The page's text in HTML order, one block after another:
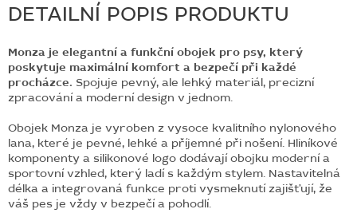
DETAILNÍ POPIS PRODUKTU
Monza je elegantní a funkční obojek pro psy, který
poskytuje maximální komfort a bezpečí při každé
procházce. Spojuje pevný, ale lehký materiál, precizní
zpracování a moderní design v jednom.
Obojek Monza je vyroben z vysoce kvalitního nylonového
lana, které je pevné, lehké a příjemné při nošení. Hliníkové
komponenty a silikonové logo dodávají obojku moderní a
sportovní vzhled, který ladí s každým stylem. Nastavitelná
délka a integrovaná funkce proti vysmeknutí zajišťují, že
váš pes je vždy v bezpečí a pohodlí.